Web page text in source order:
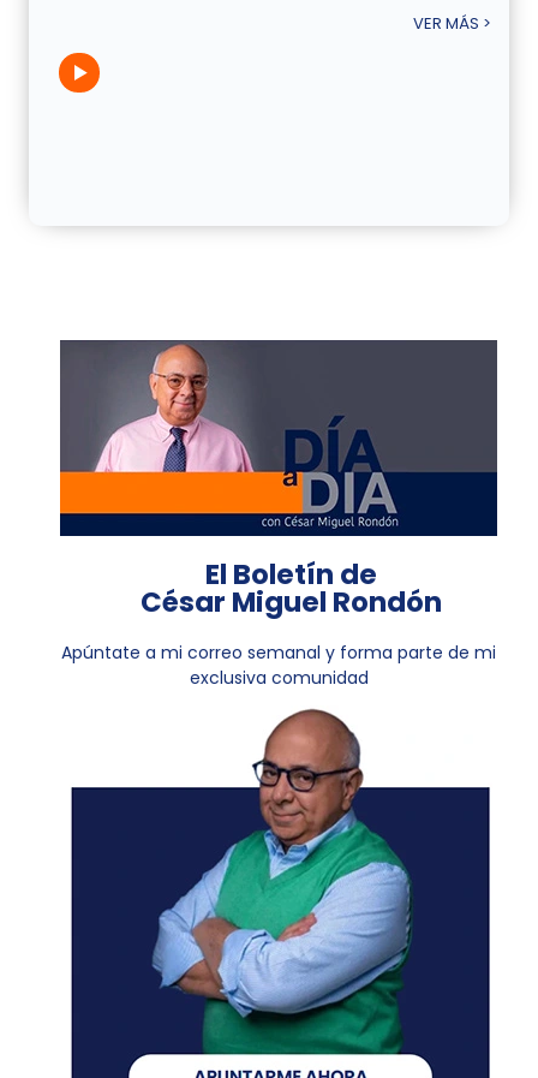
VER MÁS >
El Boletín de
César Miguel Rondón
Apúntate a mi correo semanal y forma parte de mi
exclusiva comunidad